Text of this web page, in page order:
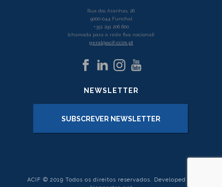
Rua dos Aranhas, 26
9000-044 Funchal
+351 291 206 800
(chamada para a rede fixa nacional)
geral@acif-ccim.pt
NEWSLETTER
SUBSCREVER NEWSLETTER
ACIF © 2019 Todos os direitos reservados. Developed by